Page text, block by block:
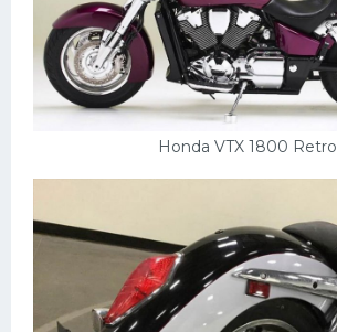
Honda VTX 1800 Retro
Лимузины
Камаз
Автобусы
Грузовики
Шевроле
Кадиллак